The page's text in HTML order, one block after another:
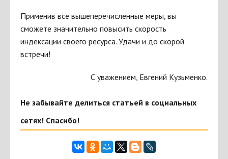
Применив все вышеперечисленные меры, вы
сможете значительно повысить скорость
индексации своего ресурса. Удачи и до скорой
встречи!
С уважением, Евгений Кузьменко.
Не забывайте делиться статьей в социальных
сетях! Спасибо!